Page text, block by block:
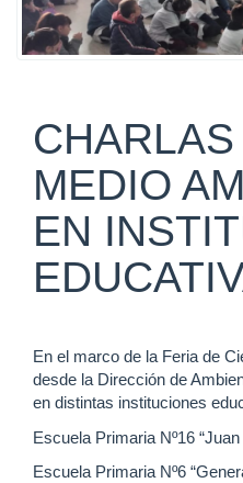
MEDIO
EN
En el marco de la Feria de
desde la Dirección de
en distintas instituciones
Escuela Primaria Nº16
Escuela Primaria Nº6